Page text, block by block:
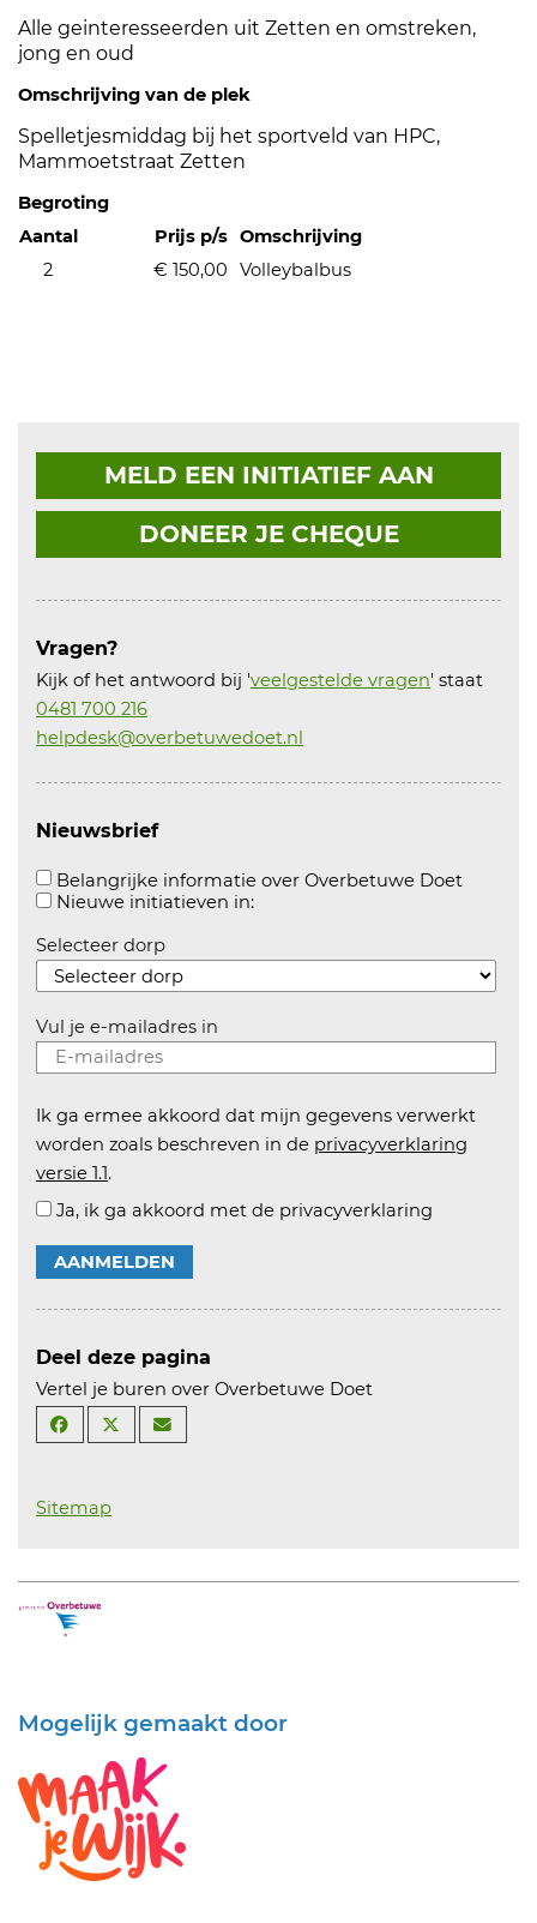
Alle geinteresseerden uit Zetten en omstreken,
jong en oud
Omschrijving van de plek
Spelletjesmiddag bij het sportveld van HPC,
Mammoetstraat Zetten
Begroting
Aantal
Prijs p/s Omschrijving
2
€ 150,00 Volleybalbus
MELD EEN INITIATIEF AAN
DONEER JE CHEQUE
Vragen?
Kijk of het antwoord bij 'veelgestelde vragen' staat
0481 700 216
helpdesk@overbetuwedoet.nl
Nieuwsbrief
Belangrijke informatie over Overbetuwe Doet
Nieuwe initiatieven in:Aanvinken om informatie over
Selecteer dorp
Vul je e-mailadres in
Ik ga ermee akkoord dat mijn gegevens verwerkt
worden zoals beschreven in de privacyverklaring
versie 1.1.
Ja, ik ga akkoord met de privacyverklaring
AANMELDEN
Deel deze pagina
Vertel je buren over Overbetuwe Doet
Sitemap
Mogelijk gemaakt door